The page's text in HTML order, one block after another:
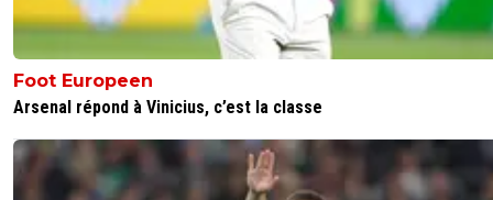
sont crashé (cf Gaspar). Maintenant ce qui l'attend c'est
dans un club qui joue le maintient avec un président qui
dans une sacrée histoire qui risque de le forcée a vendre
et se tailler en Russie. Quand on compare le chemin
un mec comme Houssem Aouar qui au bout d'un an fini
de 21 ans mdr le choix est vite fait. J'espère juste que la
blessure de Gouiri n'aura pas de répercussion sur son
parce que lui c'est un crack au même niveau
Foot Europeen
Arsenal répond à Vinicius, c’est la classe